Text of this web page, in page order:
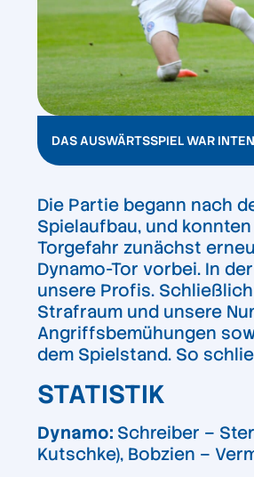
DAS AUSWÄRTSSPIEL WAR
Die Partie begann nach
Spielaufbau, und
Torgefahr zunächst
Dynamo-Tor vorbei. In
unsere Profis.
Strafraum und unsere
Angriffsbemühungen
dem Spielstand. So
STATISTIK
Dynamo: Schreiber –
Kutschke), Bobzien –